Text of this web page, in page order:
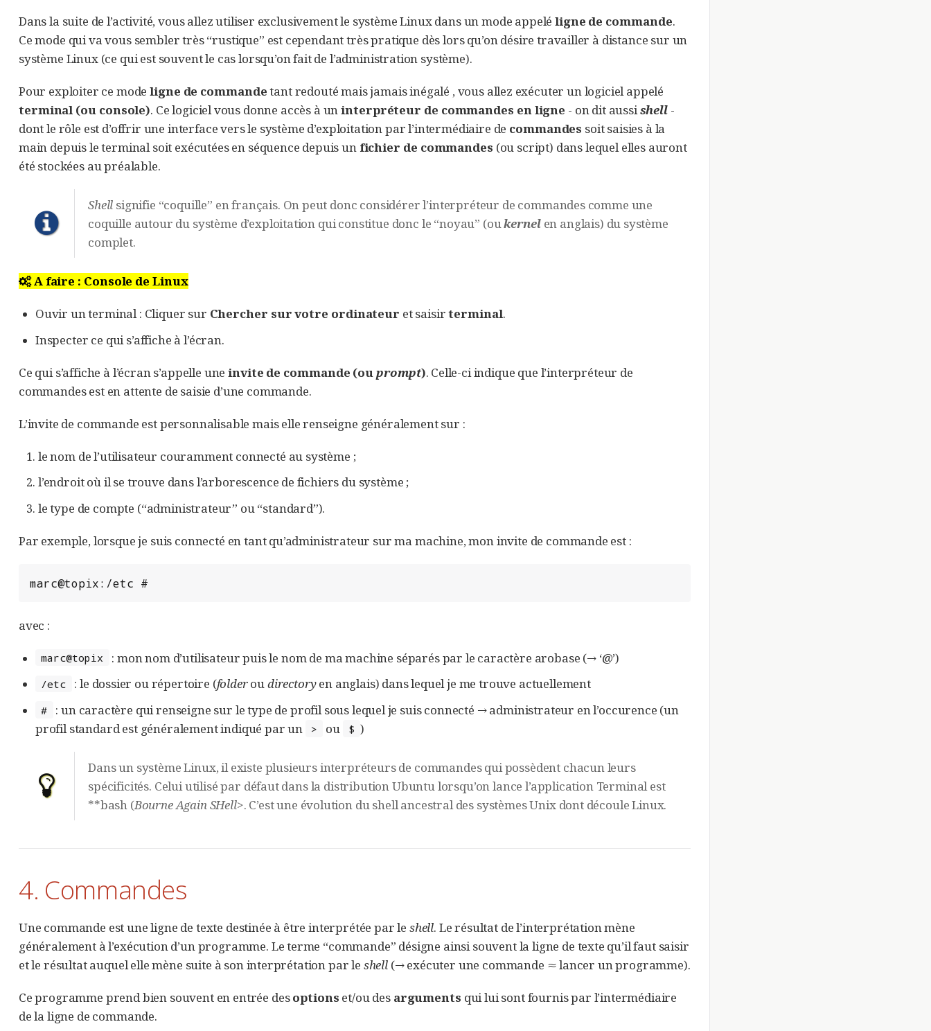
Dans la suite de l’activité, vous allez utiliser exclusivement le système Linux dans un mode appelé ligne de commande.
Ce mode qui va vous sembler très “rustique” est cependant très pratique dès lors qu’on désire travailler à distance sur un
système Linux (ce qui est souvent le cas lorsqu’on fait de l’administration système).
Pour exploiter ce modeligne de commandetant redouté mais jamais inégalé , vous allez exécuter un logiciel appelé
terminal (ou console). Ce logiciel vous donne accès à uninterpréteur de commandes en ligne - on dit aussishell -
dont le rôle est d’offrir une interface vers le système d’exploitation par l’intermédiaire de commandes soit saisies à la
main depuis le terminal soit exécutées en séquence depuis un fichier de commandes (ou script) dans lequel elles auront
été stockées au préalable.
Shell signifie “coquille” en français. On peut donc considérer l’interpréteur de commandes comme une
coquille autour du système d’exploitation qui constitue donc le “noyau” (oukernelen anglais) du système
complet.
A faire : Console de Linux
Ouvir un terminal : Cliquer sur Chercher sur votre ordinateur et saisirterminal.
Inspecter ce qui s’affiche à l’écran.
Ce qui s’affiche à l’écran s’appelle uneinvite de commande (ouprompt). Celle-ci indique que l’interpréteur de
commandes est en attente de saisie d’une commande.
L’invite de commande est personnalisable mais elle renseigne généralement sur :
le nom de l’utilisateur couramment connecté au système ;
l’endroit où il se trouve dans l’arborescence de fichiers du système ;
le type de compte (“administrateur” ou “standard”).
Par exemple, lorsque je suis connecté en tant qu’administrateur sur ma machine, mon invite de commande est :
marc@topix:/etc #
avec :
marc@topix : mon nom d’utilisateur puis le nom de ma machine séparés par le caractère arobase (→ ‘@’)
/etc : le dossier ou répertoire (folderoudirectoryen anglais) dans lequel je me trouve actuellement
#
: un caractère qui renseigne sur le type de profil sous lequel je suis connecté → administrateur en l’occurence (un
profil standard est généralement indiqué par un
> ou $ )
Dans un système Linux, il existe plusieurs interpréteurs de commandes qui possèdent chacun leurs
spécificités. Celui utilisé par défaut dans la distribution Ubuntu lorsqu’on lance l’application Terminal est
**bash (Bourne Again SHell>. C’est une évolution du shell ancestral des systèmes Unix dont découle Linux.
4. Commandes
Une commande est une ligne de texte destinée à être interprétée par le shell. Le résultat de l’interprétation mène
généralement à l’exécution d’un programme. Le terme “commande” désigne ainsi souvent la ligne de texte qu’il faut saisir
et le résultat auquel elle mène suite à son interprétation par le shell(→ exécuter une commande ≈ lancer un programme).
Ce programme prend bien souvent en entrée desoptions et/ou des arguments qui lui sont fournis par l’intermédiaire
de la ligne de commande.